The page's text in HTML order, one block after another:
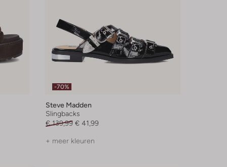
-70%
Steve Madden
Slingbacks
€ 139,99 € 41,99
+ meer kleuren